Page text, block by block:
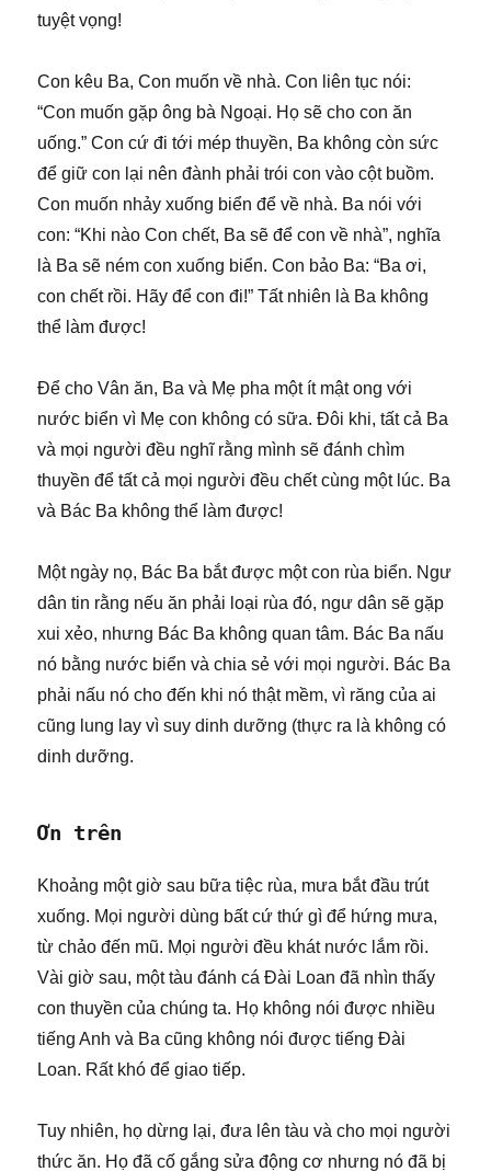
tuyệt vọng!
Con kêu Ba, Con muốn về nhà. Con liên tục nói:
“Con muốn gặp ông bà Ngoại. Họ sẽ cho con ăn
uống.” Con cứ đi tới mép thuyền, Ba không còn sức
để giữ con lại nên đành phải trói con vào cột buồm.
Con muốn nhảy xuống biển để về nhà. Ba nói với
con: “Khi nào Con chết, Ba sẽ để con về nhà”, nghĩa
là Ba sẽ ném con xuống biển. Con bảo Ba: “Ba ơi,
con chết rồi. Hãy để con đi!” Tất nhiên là Ba không
thể làm được!
Để cho Vân ăn, Ba và Mẹ pha một ít mật ong với
nước biển vì Mẹ con không có sữa. Đôi khi, tất cả Ba
và mọi người đều nghĩ rằng mình sẽ đánh chìm
thuyền để tất cả mọi người đều chết cùng một lúc. Ba
và Bác Ba không thể làm được!
Một ngày nọ, Bác Ba bắt được một con rùa biển. Ngư
dân tin rằng nếu ăn phải loại rùa đó, ngư dân sẽ gặp
xui xẻo, nhưng Bác Ba không quan tâm. Bác Ba nấu
nó bằng nước biển và chia sẻ với mọi người. Bác Ba
phải nấu nó cho đến khi nó thật mềm, vì răng của ai
cũng lung lay vì suy dinh dưỡng (thực ra là không có
dinh dưỡng.
Ơn trên
Khoảng một giờ sau bữa tiệc rùa, mưa bắt đầu trút
xuống. Mọi người dùng bất cứ thứ gì để hứng mưa,
từ chảo đến mũ. Mọi người đều khát nước lắm rồi.
Vài giờ sau, một tàu đánh cá Đài Loan đã nhìn thấy
con thuyền của chúng ta. Họ không nói được nhiều
tiếng Anh và Ba cũng không nói được tiếng Đài
Loan. Rất khó để giao tiếp.
Tuy nhiên, họ dừng lại, đưa lên tàu và cho mọi người
thức ăn. Họ đã cố gắng sửa động cơ nhưng nó đã bị